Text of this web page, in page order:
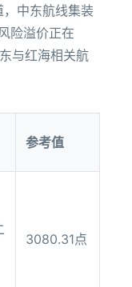
中东航线集装
险溢价正在
与红海相关航
参考值
3080.31点